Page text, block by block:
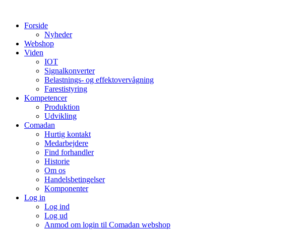
indholdForside
Nyheder
Webshop
Viden
IOT
Signalkonverter
Belastnings- og effektovervågning
Farestistyring
Kompetencer
Produktion
Udvikling
Comadan
Hurtig kontakt
Medarbejdere
Find forhandler
Historie
Om os
Handelsbetingelser
Komponenter
Log in
Log ind
Log ud
Anmod om login til Comadan webshop